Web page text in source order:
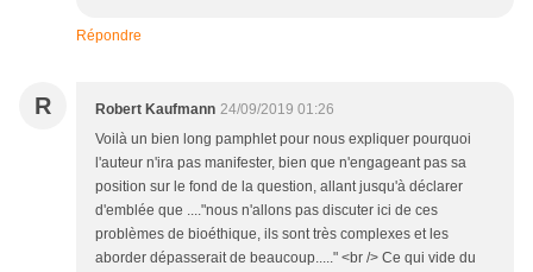
Répondre
R Robert Kaufmann 24/09/2019 01:26
Voilà un bien long pamphlet pour nous expliquer pourquoi
l'auteur n'ira pas manifester, bien que n'engageant pas sa
position sur le fond de la question, allant jusqu'à déclarer
d'emblée que ...."nous n'allons pas discuter ici de ces
problèmes de bioéthique, ils sont très complexes et les
aborder dépasserait de beaucoup....." <br /> Ce qui vide du